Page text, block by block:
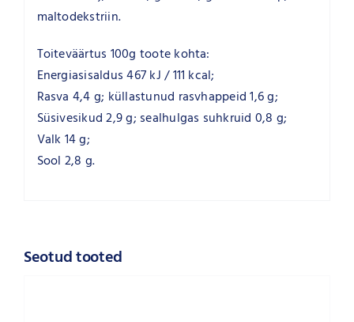
maltodekstriin.
Toiteväärtus 100g toote kohta:
Energiasisaldus 467 kJ / 111 kcal;
Rasva 4,4 g; küllastunud rasvhappeid 1,6 g;
Süsivesikud 2,9 g; sealhulgas suhkruid 0,8 g;
Valk 14 g;
Sool 2,8 g.
Seotud tooted